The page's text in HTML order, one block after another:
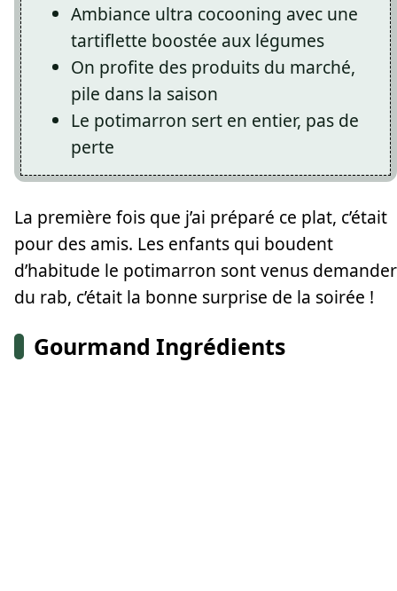
Ambiance ultra cocooning avec une
tartiflette boostée aux légumes
On profite des produits du marché,
pile dans la saison
Le potimarron sert en entier, pas de
perte
La première fois que j’ai préparé ce plat, c’était
pour des amis. Les enfants qui boudent
d’habitude le potimarron sont venus demander
du rab, c’était la bonne surprise de la soirée !
Gourmand Ingrédients